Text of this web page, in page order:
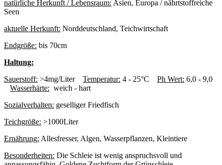
natürliche Herkunft / Lebensraum: Asien, Europa / nährtstoffreiche
Seen
aktuelle Herkunft: Norddeutschland, Teichwirtschaft
Endgröße: bis 70cm
Haltung:
Sauerstoff: >4mg/Liter Temperatur: 4 - 25°C Ph Wert: 6,0 - 9,0
Wasserhärte: weich - hart
Sozialverhalten: geselliger Friedfisch
Teichgröße: >1000Liter
Ernährung: Allesfresser, Algen, Wasserpflanzen, Kleintiere
Besonderheiten: Die Schleie ist wenig anspruchsvoll und